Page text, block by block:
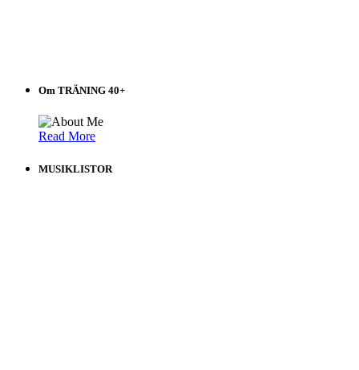
Om TRÄNING 40+
Read More
MUSIKLISTOR